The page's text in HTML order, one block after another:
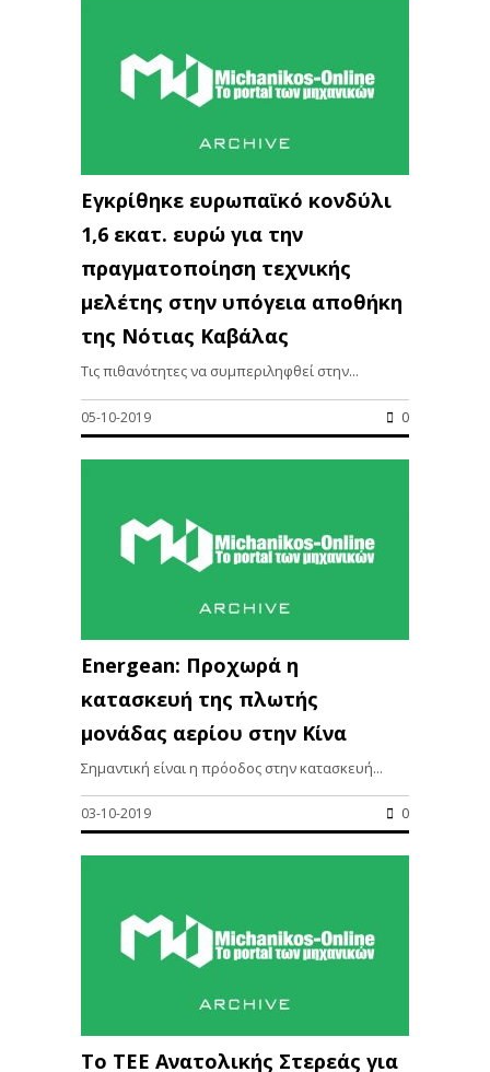
Εγκρίθηκε ευρωπαϊκό κονδύλι
1,6 εκατ. ευρώ για την
πραγματοποίηση τεχνικής
μελέτης στην υπόγεια αποθήκη
της Νότιας Καβάλας
Τις πιθανότητες να συμπεριληφθεί στην...
05-10-2019 0
Energean: Προχωρά η
κατασκευή της πλωτής
μονάδας αερίου στην Κίνα
Σημαντική είναι η πρόοδος στην κατασκευή...
03-10-2019 0
Το ΤΕΕ Ανατολικής Στερεάς για